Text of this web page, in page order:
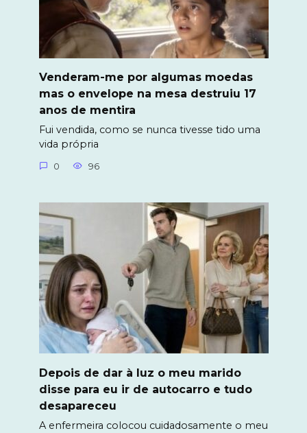
Venderam-me por algumas moedas
mas o envelope na mesa destruiu 17
anos de mentira
Fui vendida, como se nunca tivesse tido uma
vida própria
0 96
Depois de dar à luz o meu marido
disse para eu ir de autocarro e tudo
desapareceu
A enfermeira colocou cuidadosamente o meu